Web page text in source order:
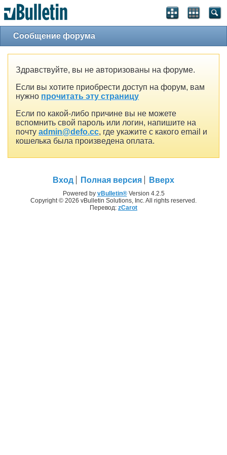
Сообщение форума
Здравствуйте, вы не авторизованы на форуме.
Если вы хотите приобрести доступ на форум, вам
нужно прочитать эту страницу
Если по какой-либо причине вы не можете
вспомнить свой пароль или логин, напишите на
почту admin@defo.cc, где укажите с какого email и
кошелька была произведена оплата.
Вход Полная версия Вверх
Powered by vBulletin®Version 4.2.5
Copyright © 2026 vBulletin Solutions, Inc. All rights reserved.
Перевод: zCarot